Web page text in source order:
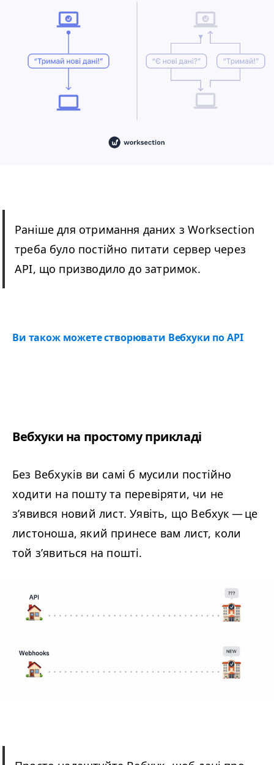
Раніше для отримання даних з Worksection
треба було постійно питати сервер через
API, що призводило до затримок.
Ви також можете створювати Вебхуки поAPI
Вебхуки на простому прикладі
Без Вебхуків ви самі б мусили постійно
ходити на пошту та перевіряти, чи не
з’явився новий лист. Уявіть, що Вебхук — це
листоноша, який принесе вам лист, коли
той з’явиться на пошті.